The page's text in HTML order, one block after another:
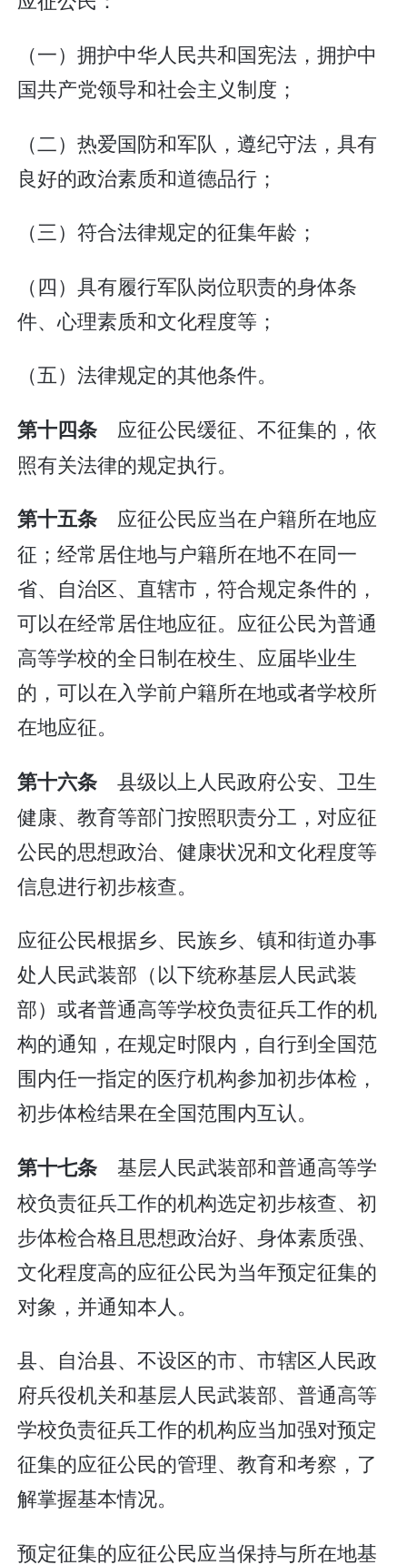
（一）拥护中华人民共和国宪法，拥护中
国共产党领导和社会主义制度；
（二）热爱国防和军队，遵纪守法，具有
良好的政治素质和道德品行；
（三）符合法律规定的征集年龄；
（四）具有履行军队岗位职责的身体条
件、心理素质和文化程度等；
（五）法律规定的其他条件。
第十四条 应征公民缓征、不征集的，依
照有关法律的规定执行。
第十五条 应征公民应当在户籍所在地应
征；经常居住地与户籍所在地不在同一
省、自治区、直辖市，符合规定条件的，
可以在经常居住地应征。应征公民为普通
高等学校的全日制在校生、应届毕业生
的，可以在入学前户籍所在地或者学校所
在地应征。
第十六条 县级以上人民政府公安、卫生
健康、教育等部门按照职责分工，对应征
公民的思想政治、健康状况和文化程度等
信息进行初步核查。
应征公民根据乡、民族乡、镇和街道办事
处人民武装部（以下统称基层人民武装
部）或者普通高等学校负责征兵工作的机
构的通知，在规定时限内，自行到全国范
围内任一指定的医疗机构参加初步体检，
初步体检结果在全国范围内互认。
第十七条 基层人民武装部和普通高等学
校负责征兵工作的机构选定初步核查、初
步体检合格且思想政治好、身体素质强、
文化程度高的应征公民为当年预定征集的
对象，并通知本人。
县、自治县、不设区的市、市辖区人民政
府兵役机关和基层人民武装部、普通高等
学校负责征兵工作的机构应当加强对预定
征集的应征公民的管理、教育和考察，了
解掌握基本情况。
预定征集的应征公民应当保持与所在地基